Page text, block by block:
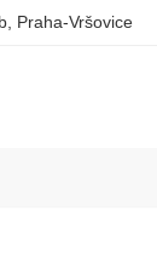
Praha-Vršovice